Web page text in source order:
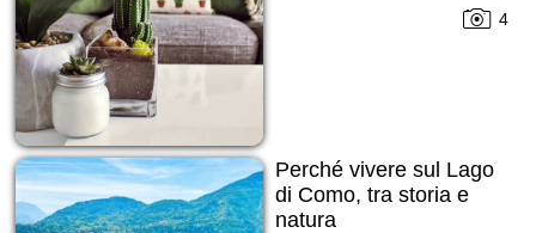
4
Perché vivere sul Lago
di Como, tra storia e
natura